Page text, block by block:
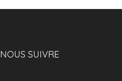
NOUS SUIVRE